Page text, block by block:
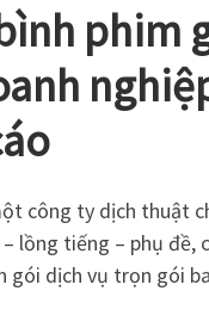
phim
công ty dịch thuật
lồng tiếng – phụ đề,
gói dịch vụ trọn gói